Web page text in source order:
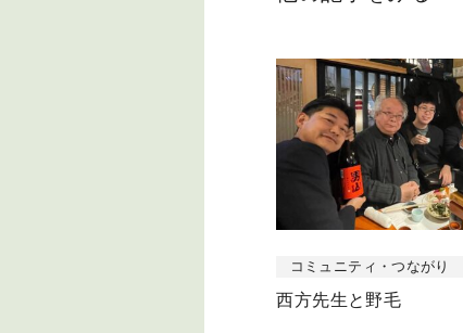
コミュニティ・つながり
西方先生と野毛